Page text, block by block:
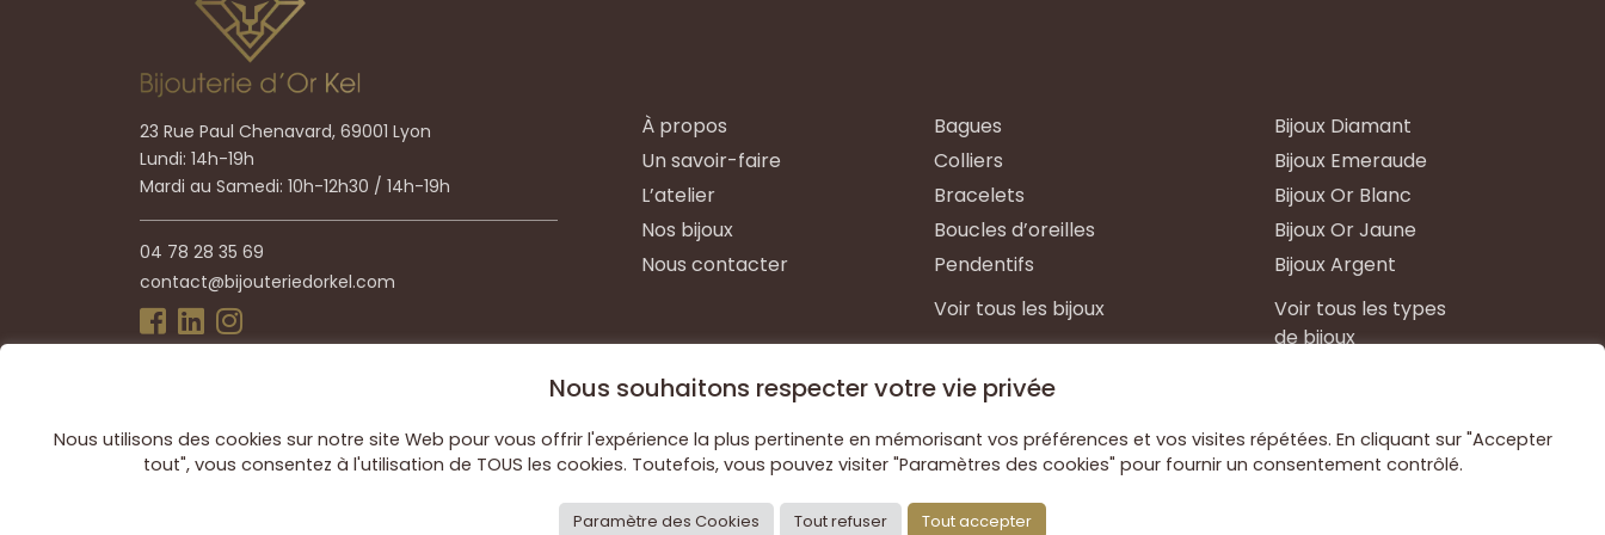
23 Rue Paul Chenavard, 69001 Lyon
Lundi: 14h-19h
Mardi au Samedi: 10h-12h30 / 14h-19h
04 78 28 35 69
contact@bijouteriedorkel.com
À propos
Un savoir-faire
L’atelier
Nos bijoux
Nous contacter
Bagues
Colliers
Bracelets
Boucles d’oreilles
Pendentifs
Voir tous les bijoux
Bijoux Diamant
Bijoux Emeraude
Bijoux Or Blanc
Bijoux Or Jaune
Bijoux Argent
Voir tous les types
de bijoux
Mentions légales- Politique de confidentialité-Conditions
Nous souhaitons respecter votre vie privée
Nous utilisons des cookies sur notre site Web pour vous offrir l'expérience la plus pertinente en mémorisant vos préférences et vos visites répétées. En cliquant sur "Accepter
tout", vous consentez à l'utilisation de TOUS les cookies. Toutefois, vous pouvez visiter "Paramètres des cookies" pour fournir un consentement contrôlé.
Paramètre des Cookies Tout refuser Tout accepter